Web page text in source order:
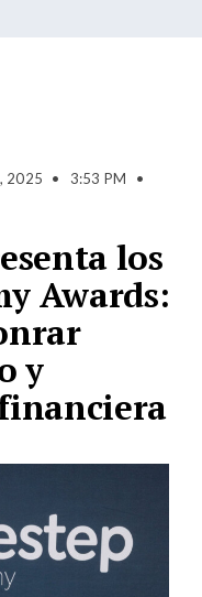
2025 • 3:53 PM
•
los
Awards:
y